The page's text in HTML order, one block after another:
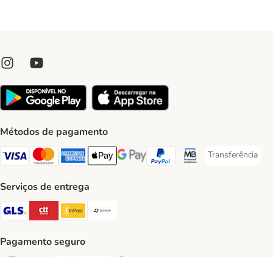
Métodos de pagamento
Visa Payment Method
Mastercard Payment Method
American Express Payment Method
Apple Pay Payment Method
Google Pay Payment Method
PayPal Payment Method
Multibanco Payment
Transferência
Transferência
Serviços de entrega
GLS Shipping Method
CTTExpress Shipping Method
InPost Shipping Method
Pagamento seguro